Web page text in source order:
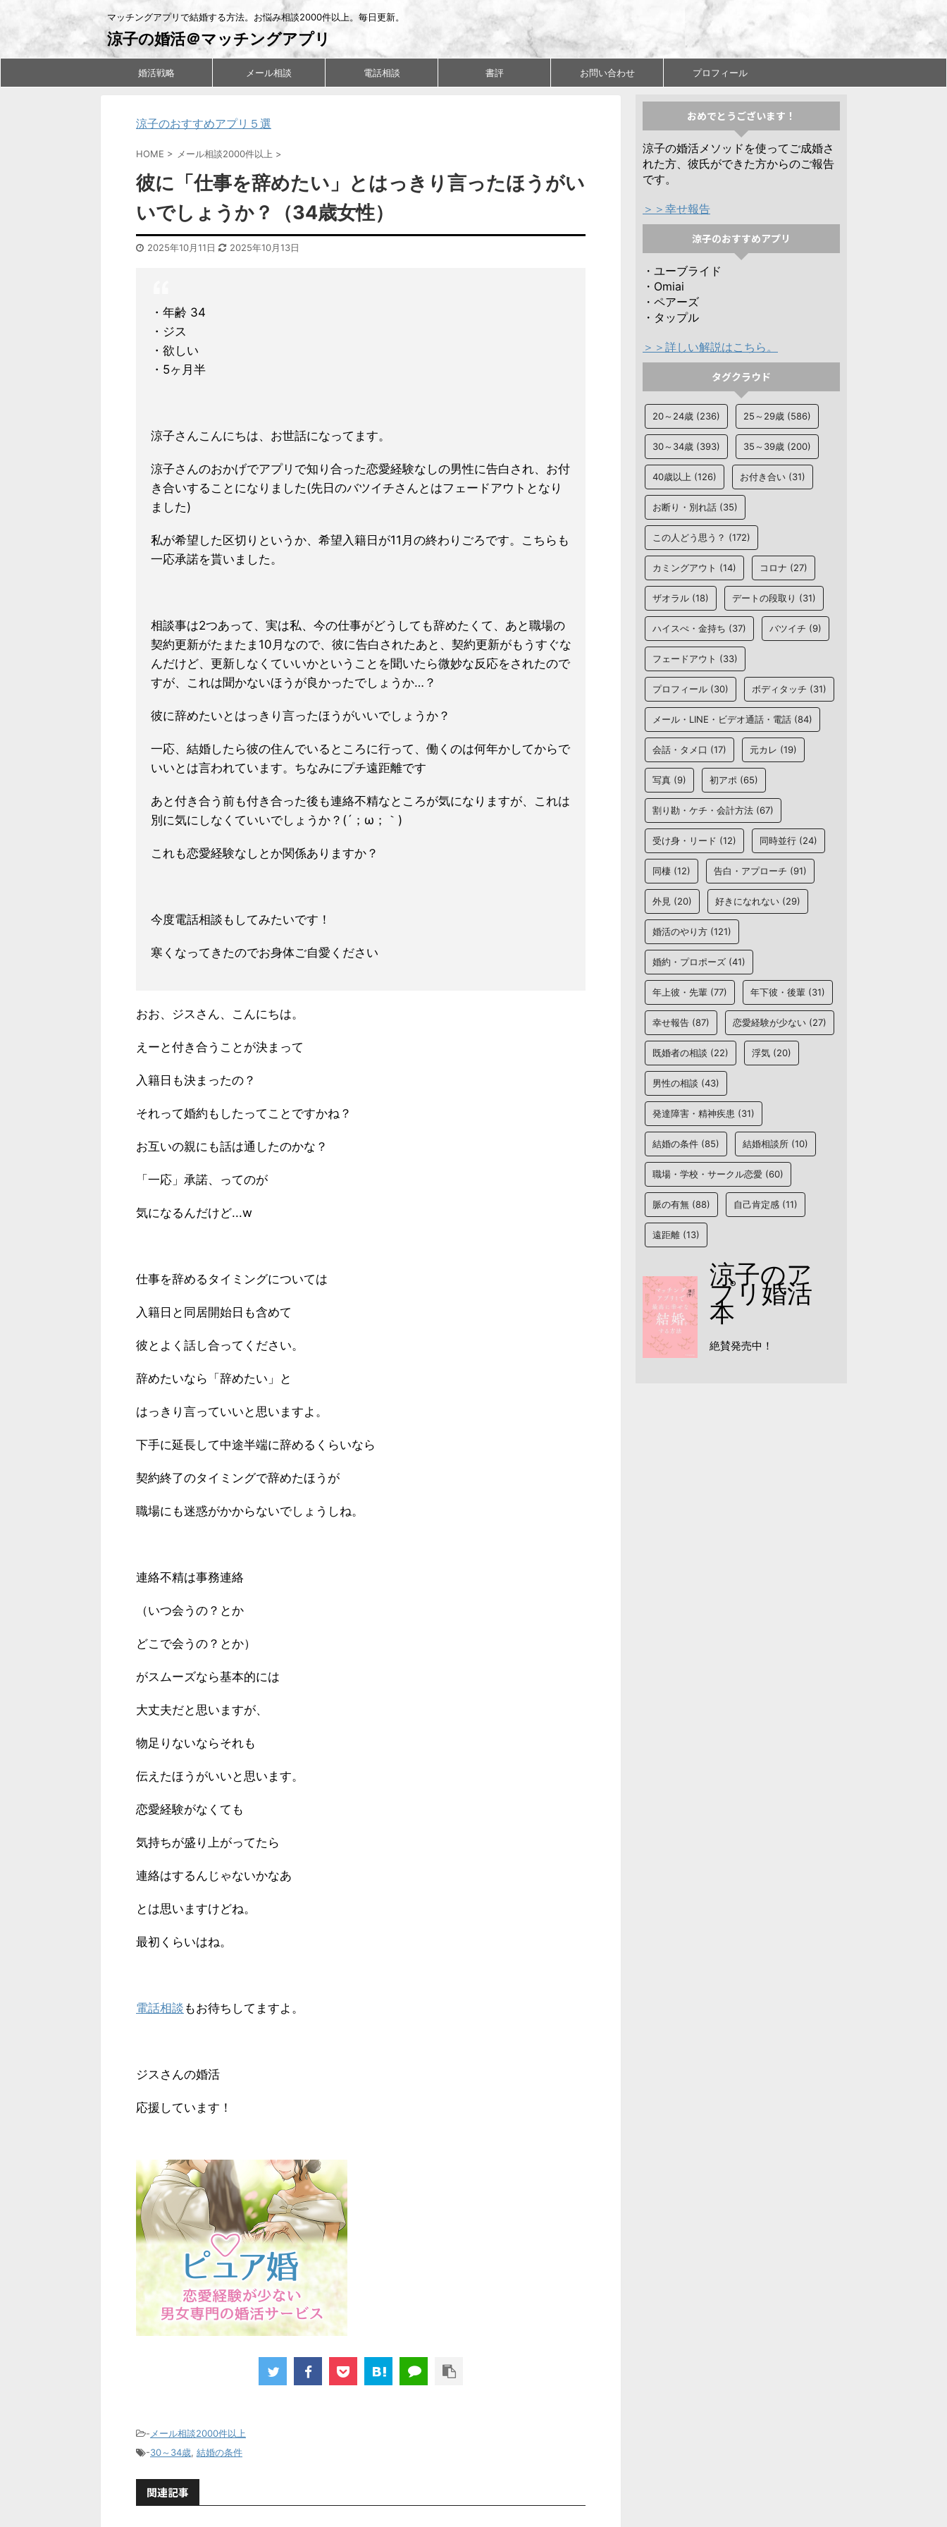
マッチングアプリで結婚する方法。お悩み相談2000件以上。毎日更新。
涼子の婚活＠マッチングアプリ
婚活戦略 メール相談 電話相談 書評 お問い合わせ プロフィール
涼子のおすすめアプリ５選
HOME > メール相談2000件以上 >
彼に「仕事を辞めたい」とはっきり言ったほうがい
いでしょうか？（34歳女性）
2025年10月11日 2025年10月13日
・年齢 34
・ジス
・欲しい
・5ヶ月半
涼子さんこんにちは、お世話になってます。
涼子さんのおかげでアプリで知り合った恋愛経験なしの男性に告白され、お付
き合いすることになりました(先日のバツイチさんとはフェードアウトとなり
ました)
私が希望した区切りというか、希望入籍日が11月の終わりごろです。こちらも
一応承諾を貰いました。
相談事は2つあって、実は私、今の仕事がどうしても辞めたくて、あと職場の
契約更新がたまたま10月なので、彼に告白されたあと、契約更新がもうすぐな
んだけど、更新しなくていいかということを聞いたら微妙な反応をされたので
すが、これは聞かないほうが良かったでしょうか…？
彼に辞めたいとはっきり言ったほうがいいでしょうか？
一応、結婚したら彼の住んでいるところに行って、働くのは何年かしてからで
いいとは言われています。ちなみにプチ遠距離です
あと付き合う前も付き合った後も連絡不精なところが気になりますが、これは
別に気にしなくていいでしょうか？(´；ω；｀)
これも恋愛経験なしとか関係ありますか？
今度電話相談もしてみたいです！
寒くなってきたのでお身体ご自愛ください
おお、ジスさん、こんにちは。
えーと付き合うことが決まって
入籍日も決まったの？
それって婚約もしたってことですかね？
お互いの親にも話は通したのかな？
「一応」承諾、ってのが
気になるんだけど...w
仕事を辞めるタイミングについては
入籍日と同居開始日も含めて
彼とよく話し合ってください。
辞めたいなら「辞めたい」と
はっきり言っていいと思いますよ。
下手に延長して中途半端に辞めるくらいなら
契約終了のタイミングで辞めたほうが
職場にも迷惑がかからないでしょうしね。
連絡不精は事務連絡
（いつ会うの？とか
どこで会うの？とか）
がスムーズなら基本的には
大丈夫だと思いますが、
物足りないならそれも
伝えたほうがいいと思います。
恋愛経験がなくても
気持ちが盛り上がってたら
連絡はするんじゃないかなあ
とは思いますけどね。
最初くらいはね。
電話相談 もお待ちしてますよ。
ジスさんの婚活
応援しています！
- メール相談2000件以上
-30～34歳, 結婚の条件
関連記事
おめでとうございます！
涼子の婚活メソッドを使ってご成婚さ
れた方、彼氏ができた方からのご報告
です。
＞＞幸せ報告
涼子のおすすめアプリ
・ユーブライド
・Omiai
・ペアーズ
・タップル
＞＞詳しい解説はこちら。
タグクラウド
20～24歳 (236) 25～29歳 (586)
30～34歳 (393) 35～39歳 (200)
40歳以上 (126) お付き合い (31)
お断り・別れ話 (35)
この人どう思う？ (172)
カミングアウト (14) コロナ (27)
ザオラル (18) デートの段取り (31)
ハイスぺ・金持ち (37) バツイチ (9)
フェードアウト (33)
プロフィール (30) ボディタッチ (31)
メール・LINE・ビデオ通話・電話 (84)
会話・タメ口 (17) 元カレ (19)
写真 (9) 初アポ (65)
割り勘・ケチ・会計方法 (67)
受け身・リード (12) 同時並行 (24)
同棲 (12) 告白・アプローチ (91)
外見 (20) 好きになれない (29)
婚活のやり方 (121)
婚約・プロポーズ (41)
年上彼・先輩 (77) 年下彼・後輩 (31)
幸せ報告 (87) 恋愛経験が少ない (27)
既婚者の相談 (22) 浮気 (20)
男性の相談 (43)
発達障害・精神疾患 (31)
結婚の条件 (85) 結婚相談所 (10)
職場・学校・サークル恋愛 (60)
脈の有無 (88) 自己肯定感 (11)
遠距離 (13)
涼子のア
プリ婚活
本
絶賛発売中！